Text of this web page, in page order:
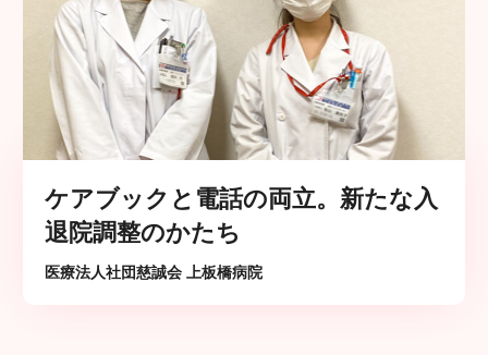
ケアブックと電話の両立。新たな入
退院調整のかたち
医療法人社団慈誠会 上板橋病院